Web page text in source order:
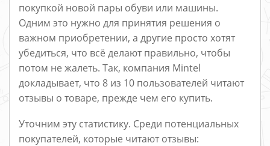
покупкой новой пары обуви или машины.
Одним это нужно для принятия решения о
важном приобретении, а другие просто хотят
убедиться, что всё делают правильно, чтобы
потом не жалеть. Так, компания Mintel
докладывает, что 8 из 10 пользователей читают
отзывы о товаре, прежде чем его купить.
Уточним эту статистику. Среди потенциальных
покупателей, которые читают отзывы: